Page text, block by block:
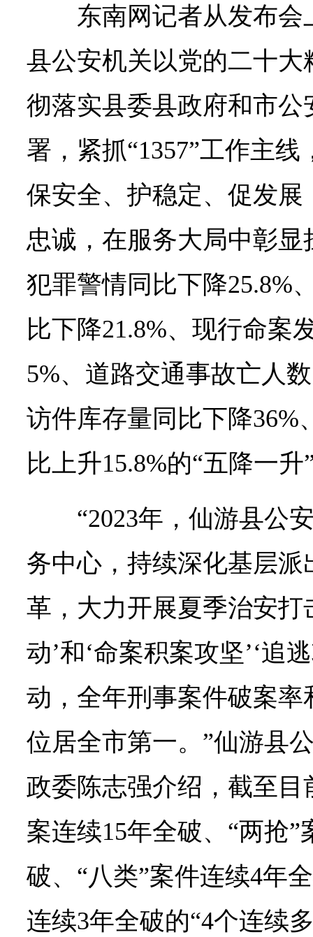
东南网记者从发布会
县公安机关以党的二十
彻落实县委县政府和市
署，紧抓“1357”工作主
保安全、护稳定、促发
忠诚，在服务大局中彰
犯罪警情同比下降25.8%
比下降21.8%、现行命案
5%、道路交通事故亡人
访件库存量同比下降36%
比上升15.8%的“五降一
“2023年，仙游县公
务中心，持续深化基层派
革，大力开展夏季治安打
动’和‘命案积案攻坚’‘追
动，全年刑事案件破案
位居全市第一。”仙游县
政委陈志强介绍，截至
案连续15年全破、“两抢”
破、“八类”案件连续4年
连续3年全破的“4个连续